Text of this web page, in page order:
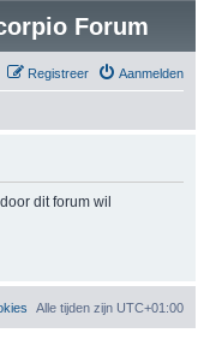
Forum
Aanmelden
Registreer
dit forum wil
Alle tijden zijn UTC+01:00